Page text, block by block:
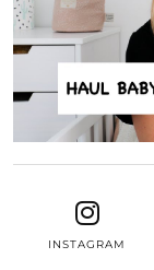
INSTAGRAM